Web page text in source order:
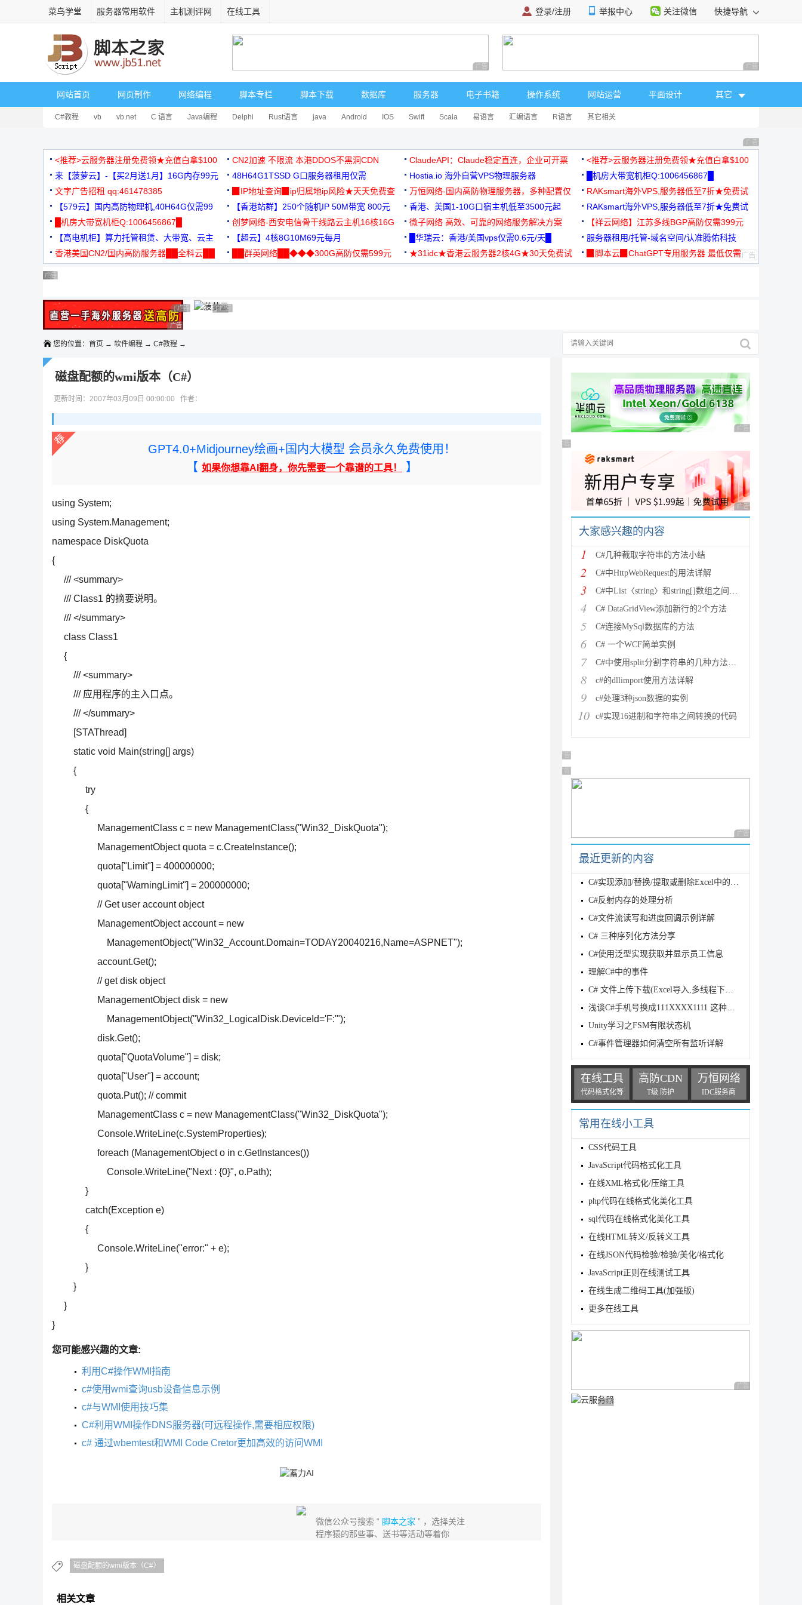
菜鸟学堂 服务器常用软件 主机测评网 在线工具 登录/注册 举报中心 关注微信 快捷导航
广告 商业广告，理性选择 广告 商业广告，理
网站首页 网页制作 网络编程 脚本专栏 脚本下载 数据库 服务器 电子书籍 操作系统 网站运营 平面设计 其它
C#教程 vb vb.net C 语言 Java编程 Delphi Rust语言 java Android IOS Swift Scala 易语言 汇编语言 R语言 其它相关
广告 商业广告，理
<推荐>云服务器注册免费领★充值白拿$100 CN2加速 不限流 本港DDOS不黑洞CDN ClaudeAPI：Claude稳定直连，企业可开票
<推荐>云服务器注册免费领★充值白拿$100
来【菠萝云】-【买2月送1月】16G内存99元
48H64G1TSSD G口服务器租用仅需
3000+可免费测试
Hostia.io 海外自营VPS物理服务器
█机房大带宽机柜Q:1006456867█
文字广告招租 qq:461478385
▉IP地址查询▉ip归属地ip风险★天天免费查
万恒网络-国内高防物理服务器，多种配置仅
99元/月起
RAKsmart海外VPS,服务器低至7折★免费试
用★
【579云】国内高防物理机,40H64G仅需99
元
【香港站群】250个随机IP 50M带宽 800元 香港、美国1-10G口宿主机低至3500元起
RAKsmart海外VPS,服务器低至7折★免费试
用★
█机房大带宽机柜Q:1006456867█
创梦网络-西安电信骨干线路云主机16核16G
88元/月
微子网络 高效、可靠的网络服务解决方案
【祥云网络】江苏多线BGP高防仅需399元
【高电机柜】算力托管租赁、大带宽、云主
机
【超云】4核8G10M69元每月 █华瑞云：香港/美国vps仅需0.6元/天█
服务器租用/托管-域名空间/认准腾佑科技
香港美国CN2/国内高防服务器██全科云██
██群英网络██◆◆◆300G高防仅需599元
★31idc★香港云服务器2核4G★30天免费试
▉脚本云▉ChatGPT专用服务器 最低仅需
广告 商业广告，理性选择
广告 商业广告，理性选择
广告 商业广告，理性选择
广告 商业广告，理性选择
广告 商业广告，理性选择
广告 商业广告，理性选择
广告 商业广告，理性选择
广告 商业广告，理性选择广告 商业广告，理性选择
广告 商业广告，理性选择
您的位置： 首页 → 软件编程 → C#教程 →
磁盘配额的wmi版本（C#）
更新时间：2007年03月09日 00:00:00 作者：
GPT4.0+Midjourney绘画+国内大模型 会员永久免费使用！
【 如果你想靠AI翻身，你先需要一个靠谱的工具！ 】
using System;
using System.Management;
namespace DiskQuota
{
/// <summary>
/// Class1 的摘要说明。
/// </summary>
class Class1
{
/// <summary>
/// 应用程序的主入口点。
/// </summary>
[STAThread]
static void Main(string[] args)
{
try
{
ManagementClass c = new ManagementClass("Win32_DiskQuota");
ManagementObject quota = c.CreateInstance();
quota["Limit"] = 400000000;
quota["WarningLimit"] = 200000000;
// Get user account object
ManagementObject account = new
ManagementObject("Win32_Account.Domain=TODAY20040216,Name=ASPNET");
account.Get();
// get disk object
ManagementObject disk = new
ManagementObject("Win32_LogicalDisk.DeviceId='F:'");
disk.Get();
quota["QuotaVolume"] = disk;
quota["User"] = account;
quota.Put(); // commit
ManagementClass c = new ManagementClass("Win32_DiskQuota");
Console.WriteLine(c.SystemProperties);
foreach (ManagementObject o in c.GetInstances())
Console.WriteLine("Next : {0}", o.Path);
}
catch(Exception e)
{
Console.WriteLine("error:" + e);
}
}
}
}
您可能感兴趣的文章:
利用C#操作WMI指南
c#使用wmi查询usb设备信息示例
c#与WMI使用技巧集
C#利用WMI操作DNS服务器(可远程操作,需要相应权限)
c# 通过wbemtest和WMI Code Cretor更加高效的访问WMI
微信公众号搜索 “脚本之家 ” ，选择关注
程序猿的那些事、送书等活动等着你
磁盘配额的wmi版本（C#）
相关文章
广告 商业广告，理性
广告 商业广告，理性选择
广告 商业广告，理性
大家感兴趣的内容
1 C#几种截取字符串的方法小结
2 C#中HttpWebRequest的用法详解
3 C#中List〈string〉和string[]数组之间的相
4 C# DataGridView添加新行的2个方法
5 C#连接MySql数据库的方法
6 C# 一个WCF简单实例
7 C#中使用split分割字符串的几种方法小结
8 c#的dllimport使用方法详解
9 c#处理3种json数据的实例
10 c#实现16进制和字符串之间转换的代码
广告 商业广告，理性选择
广告 商业广告，理性选择
广告 商业广告，理性
最近更新的内容
C#实现添加/替换/提取或删除Excel中的图片
C#反射内存的处理分析
C#文件流读写和进度回调示例详解
C# 三种序列化方法分享
C#使用泛型实现获取并显示员工信息
理解C#中的事件
C# 文件上传下载(Excel导入,多线程下载)功能的实现代码
浅谈C#手机号换成111XXXX1111 这种显示的解决思路
Unity学习之FSM有限状态机
C#事件管理器如何清空所有监听详解
在线工具
代码格式化等
高防CDN
T级 防护
万恒网络
IDC服务商
常用在线小工具
CSS代码工具
JavaScript代码格式化工具
在线XML格式化/压缩工具
php代码在线格式化美化工具
sql代码在线格式化美化工具
在线HTML转义/反转义工具
在线JSON代码检验/检验/美化/格式化
JavaScript正则在线测试工具
在线生成二维码工具(加强版)
更多在线工具
广告 商业广告，理性
广告 商业广告，理性选择